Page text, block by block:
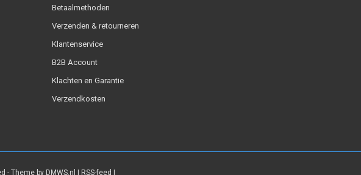
Betaalmethoden
Verzenden & retourneren
Klantenservice
B2B Account
Klachten en Garantie
Verzendkosten
- Theme by DMWS.nl | RSS-feed |